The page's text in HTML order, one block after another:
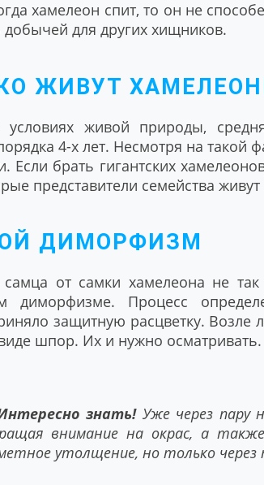
хамелеон спит, то он не
добычей для других хищников.
ЖИВУТ
живой природы,
4-х лет. Несмотря на такой
Если брать гигантских
представители семейства
ДИМОРФИЗМ
самца от самки хамелеона не
диморфизме. Процесс
защитную расцветку. Возле
шпор. Их и нужно осматривать.
знать!Уже через пару
внимание на окрас, а
утолщение, но только через